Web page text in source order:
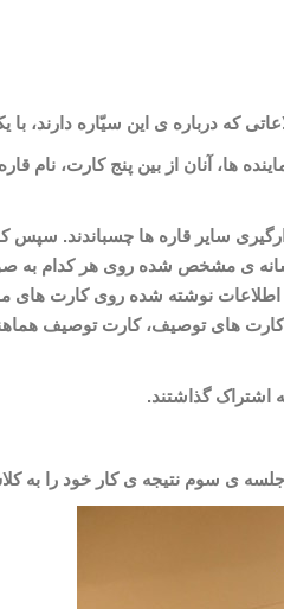
که درباره ی این سیّاره دارند، با
ها، آنان از بین پنج کارت، نام قاره
سایر قاره ها چسباندند. سپس
ی مشخص شده روی هر کدام به
اطلاعات نوشته شده روی کارت های
های توصیف، کارت توصیف
اشتراک گذاشتند.
جلسه ی سوم نتیجه ی کار خود را به